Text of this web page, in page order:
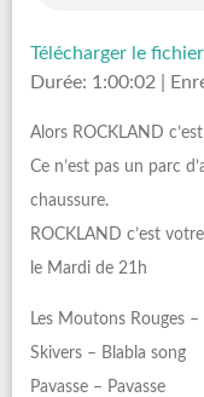
Télécharger le fichier
Durée: 1:00:02
Alors ROCKLAND
Ce n’est pas un parc
chaussure.
ROCKLAND c’est
le Mardi de 21h
Les Moutons Rouges –
Skivers – Blabla song
Pavasse – Pavasse